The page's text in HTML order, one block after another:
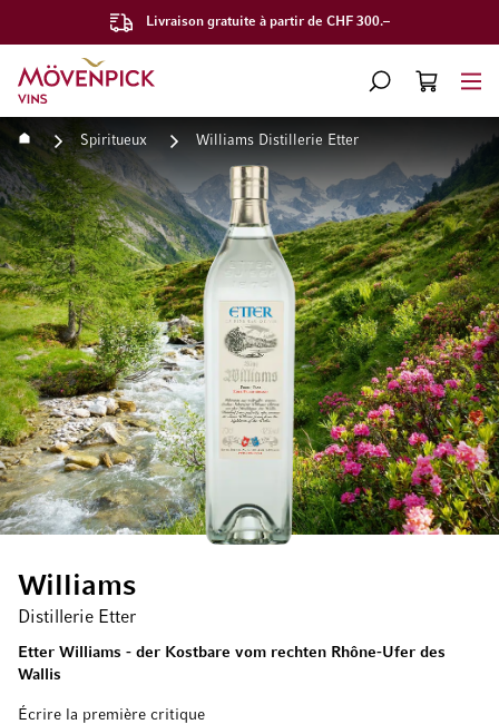
Livraison gratuite à partir de CHF 300.–
Aller à la page d'accueil
CHERCHERPANIER
Accueil Spiritueux Williams Distillerie Etter
Écrire la première critique
Williams
Distillerie Etter
Etter Williams - der Kostbare vom rechten Rhône-Ufer des
Wallis
Passer à la fin de la galerie d’images
Passer au début de la